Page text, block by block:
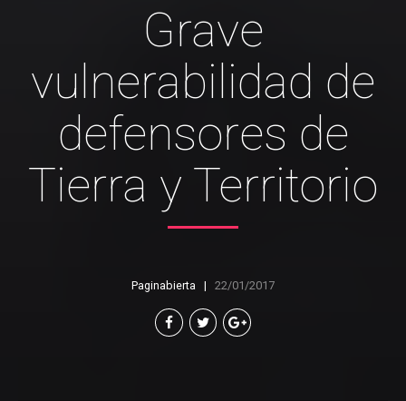
Grave
vulnerabilidad de
defensores de
Tierra y Territorio
Paginabierta 22/01/2017